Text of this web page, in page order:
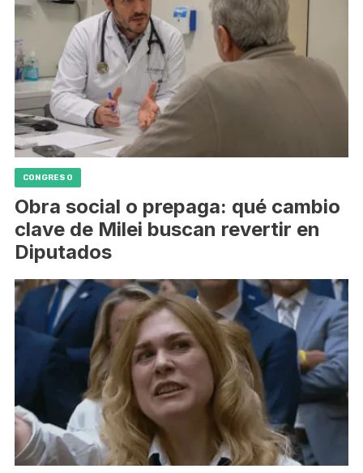
CONGRESO
Obra social o prepaga: qué cambio
clave de Milei buscan revertir en
Diputados